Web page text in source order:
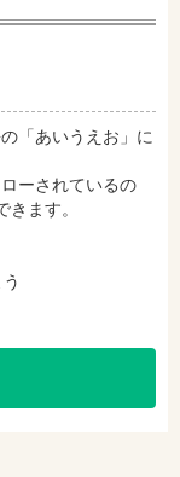
「あいうえお」に
ーされているの
ます。